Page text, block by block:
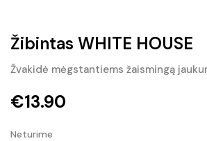
Žibintas WHITE HOUSE
Žvakidė mėgstantiems žaismingą
€13.90
Neturime